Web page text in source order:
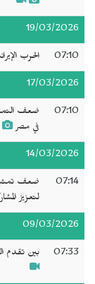
19/03/2026
07:10 الحرب
17/03/2026
07:10
ضعف
في مصر
14/03/2026
07:14
ضعف تمثيل
لتعزيز
09/03/2026
07:33 بين تقدم